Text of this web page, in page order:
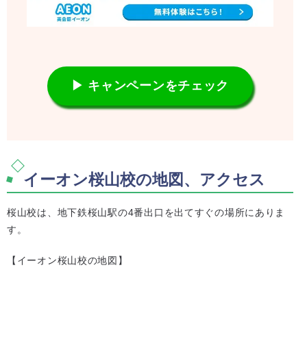
▶ キャンペーンをチェック
イーオン桜山校の地図、アクセス
桜山校は、地下鉄桜山駅の4番出口を出てすぐの場所にありま
す。
【イーオン桜山校の地図】